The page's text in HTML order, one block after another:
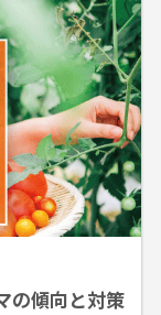
の傾向と対策